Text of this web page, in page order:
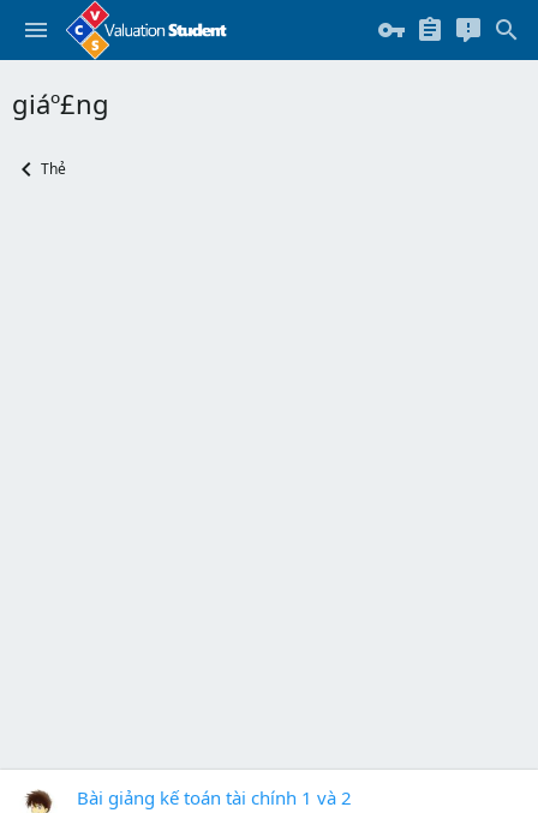
giáº£ng
Thẻ
Bài giảng kế toán tài chính 1 và 2